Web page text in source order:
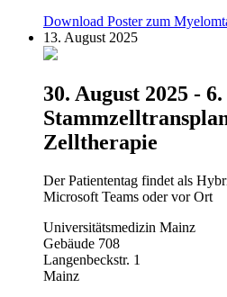
Download Poster zum
13. August 2025
30. August 2025 -
Zelltherapie
Der Patiententag findet als
Microsoft Teams oder vor Ort
Universitätsmedizin Mainz
Gebäude 708
Langenbeckstr. 1
Mainz